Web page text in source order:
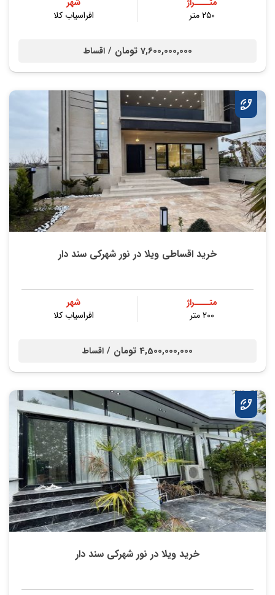
متــــراژ
۲۵۰ متر
شهر
افراسیاب کلا
7,600,000,000 تومان / اقساط
خرید اقساطی ویلا در نور شهرکی سند دار
متــــراژ
۲۰۰ متر
شهر
افراسیاب کلا
4,500,000,000 تومان / اقساط
خرید ویلا در نور شهرکی سند دار